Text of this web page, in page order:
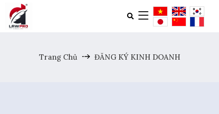
Trang Chủ ĐĂNG KÝ KINH DOANH